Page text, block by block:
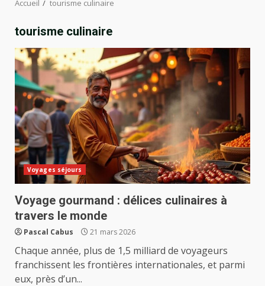
Accueil tourisme culinaire
tourisme culinaire
Voyages séjours
Voyage gourmand : délices culinaires à
travers le monde
Pascal Cabus 21 mars 2026
Chaque année, plus de 1,5 milliard de voyageurs
franchissent les frontières internationales, et parmi
eux, près d’un...